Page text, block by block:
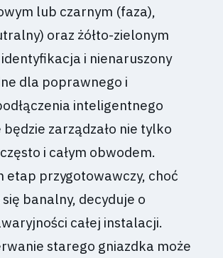
lub czarnym (faza),
oraz żółto-zielonym
i nienaruszony
dla poprawnego i
inteligentnego
zarządzało nie tylko
i całym obwodem.
etap przygotowawczy, choć
banalny, decyduje o
całej instalacji.
starego gniazdka może